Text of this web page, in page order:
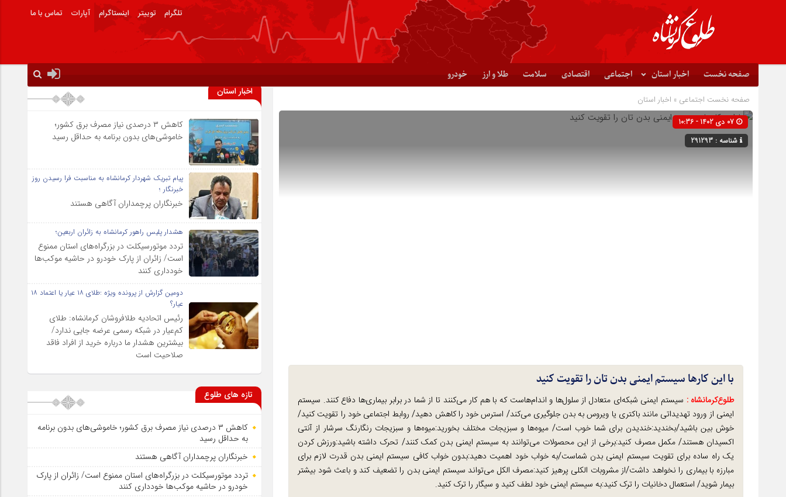
تلگرام توییتر اینستاگرام آپارات تماس با ما
صفحه نخست اخبار استان اجتماعی اقتصادی سلامت طلا و ارز خودرو
صفحه نخست اجتماعی » اخبار استان
شناسه : 291293
با این کارها سیستم ایمنی بدن تان را تقویت کنید
طلوع‌‌کرمانشاه : سیستم ایمنی شبکه‌ای متعادل از سلول‌ها و اندام‌هاست که با هم کار می‌کنند تا از شما در برابر بیماری‌ها دفاع کنند. سیستم
ایمنی از ورود تهدیداتی مانند باکتری یا ویروس به بدن جلوگیری می‌کند/ استرس خود را کاهش دهید/ روابط اجتماعی خود را تقویت کنید/
خوش بین باشید/بخندید:خندیدن برای شما خوب است/ میوه‌ها و سبزیجات مختلف بخورید:میوه‌ها و سبزیجات رنگارنگ سرشار از آنتی
اکسیدان هستند/ مکمل مصرف کنید:برخی از این محصولات می‌توانند به سیستم ایمنی بدن کمک کنند/ تحرک داشته باشید:ورزش کردن
یک راه ساده برای تقویت سیستم ایمنی بدن شماست/به خواب خود اهمیت دهید:بدون خواب کافی سیستم ایمنی بدن قدرت لازم برای
مبارزه با بیماری را نخواهد داشت/از مشروبات الکلی پرهیز کنید:مصرف الکل می‌تواند سیستم ایمنی بدن را تضعیف کند و باعث شود بیشتر
بیمار شوید/ استعمال دخانیات را ترک کنید:به سیستم ایمنی خود لطف کنید و سیگار را ترک کنید.
اخبار استان
کاهش ۳ درصدی نیاز مصرف برق کشور؛
خاموشی‌های بدون برنامه به حداقل رسید
پیام تبریک شهردار کرمانشاه به مناسبت فرا رسیدن روز
خبرنگار ؛
خبرنگاران پرچمداران آگاهی هستند
هشدار پلیس راهور کرمانشاه به زائران اربعین؛
تردد موتورسیکلت در بزرگراه‌های استان ممنوع
است/ زائران از پارک خودرو در حاشیه موکب‌ها
خودداری کنند
دومین گزارش از پرونده ویژه :طلای ۱۸ عیار یا اعتماد ۱۸
عیار؟
رئیس اتحادیه طلافروشان کرمانشاه: طلای
کم‌عیار در شبکه رسمی عرضه جایی ندارد/
بیشترین هشدار ما درباره خرید از افراد فاقد
صلاحیت است
تازه های طلوع
کاهش ۳ درصدی نیاز مصرف برق کشور؛ خاموشی‌های بدون برنامه
به حداقل رسید
خبرنگاران پرچمداران آگاهی هستند
تردد موتورسیکلت در بزرگراه‌های استان ممنوع است/ زائران از پارک
خودرو در حاشیه موکب‌ها خودداری کنند